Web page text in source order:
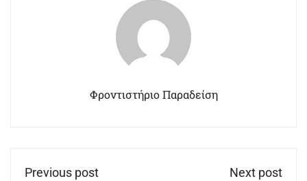
Φροντιστήριο Παραδείση
Previous post
Next post